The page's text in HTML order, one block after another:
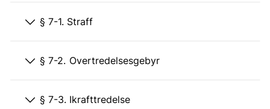
§ 7-1. Straff
§ 7-2. Overtredelsesgebyr
§ 7-3. Ikrafttredelse